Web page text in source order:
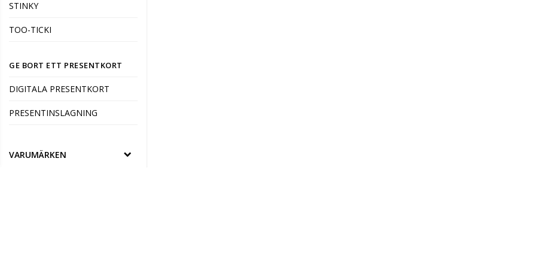
STINKY
TOO-TICKI
GE BORT ETT PRESENTKORT
DIGITALA PRESENTKORT
PRESENTINSLAGNING
VARUMÄRKEN